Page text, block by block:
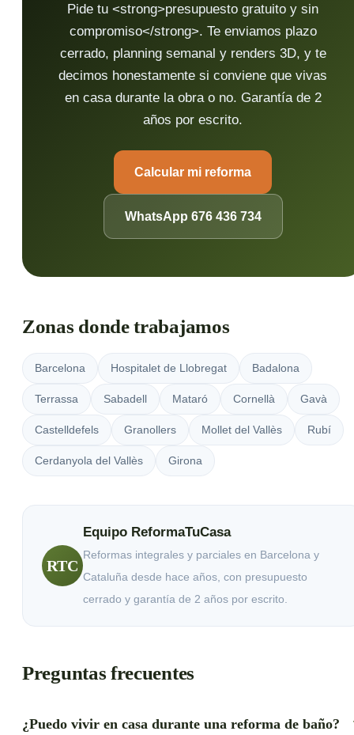
Pide tu <strong>presupuesto gratuito y sin
compromiso</strong>. Te enviamos plazo
cerrado, planning semanal y renders 3D, y te
decimos honestamente si conviene que vivas
en casa durante la obra o no. Garantía de 2
años por escrito.
Calcular mi reforma
WhatsApp 676 436 734
Zonas donde trabajamos
Barcelona Hospitalet de Llobregat Badalona
Terrassa Sabadell Mataró Cornellà Gavà
Castelldefels Granollers Mollet del Vallès Rubí
Cerdanyola del Vallès Girona
RTC
Equipo ReformaTuCasa
Reformas integrales y parciales en Barcelona y
Cataluña desde hace años, con presupuesto
cerrado y garantía de 2 años por escrito.
Preguntas frecuentes
¿Puedo vivir en casa durante una reforma de baño?